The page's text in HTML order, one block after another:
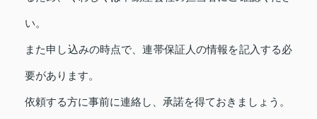
い。
また申し込みの時点で、連帯保証人の情報を記入する必
要があります。
依頼する方に事前に連絡し、承諾を得ておきましょう。